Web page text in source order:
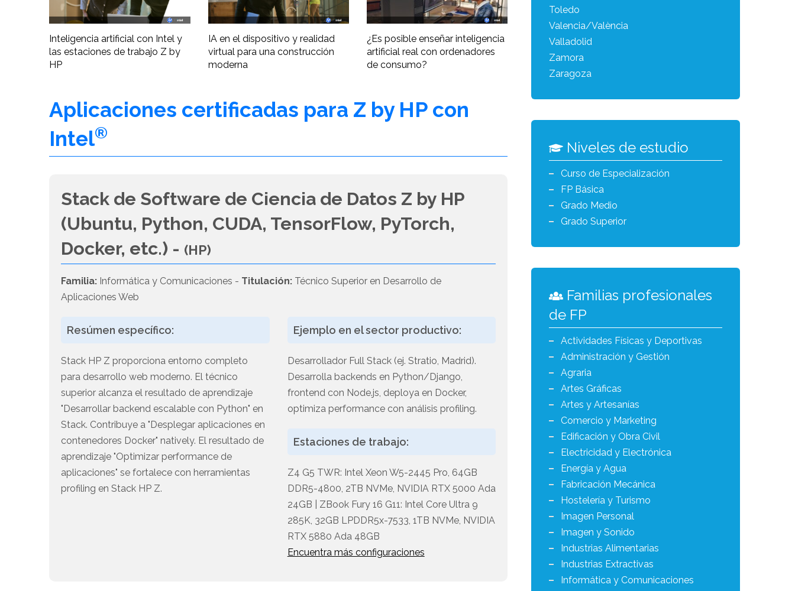
Inteligencia artificial con Intel y
las estaciones de trabajo Z by
HP
IA en el dispositivo y realidad
virtual para una construcción
moderna
¿Es posible enseñar inteligencia
artificial real con ordenadores
de consumo?
Aplicaciones certificadas para Z by HP con
Intel®
Stack de Software de Ciencia de Datos Z by HP
(Ubuntu, Python, CUDA, TensorFlow, PyTorch,
Docker, etc.) - (HP)
Familia: Informática y Comunicaciones - Titulación: Técnico Superior en Desarrollo de
Aplicaciones Web
Resúmen específico:
Stack HP Z proporciona entorno completo
para desarrollo web moderno. El técnico
superior alcanza el resultado de aprendizaje
"Desarrollar backend escalable con Python" en
Stack. Contribuye a "Desplegar aplicaciones en
contenedores Docker" natively. El resultado de
aprendizaje "Optimizar performance de
aplicaciones" se fortalece con herramientas
profiling en Stack HP Z.
Ejemplo en el sector productivo:
Desarrollador Full Stack (ej. Stratio, Madrid).
Desarrolla backends en Python/Django,
frontend con Node.js, deploya en Docker,
optimiza performance con análisis profiling.
Estaciones de trabajo:
Z4 G5 TWR: Intel Xeon W5-2445 Pro, 64GB
DDR5-4800, 2TB NVMe, NVIDIA RTX 5000 Ada
24GB | ZBook Fury 16 G11: Intel Core Ultra 9
285K, 32GB LPDDR5x-7533, 1TB NVMe, NVIDIA
RTX 5880 Ada 48GB
Encuentra más configuraciones
Toledo
Valencia/València
Valladolid
Zamora
Zaragoza
Niveles de estudio
Curso de Especialización
FP Básica
Grado Medio
Grado Superior
Familias profesionales
de FP
Actividades Físicas y Deportivas
Administración y Gestión
Agraria
Artes Gráficas
Artes y Artesanías
Comercio y Marketing
Edificación y Obra Civil
Electricidad y Electrónica
Energía y Agua
Fabricación Mecánica
Hostelería y Turismo
Imagen Personal
Imagen y Sonido
Industrias Alimentarias
Industrias Extractivas
Informática y Comunicaciones